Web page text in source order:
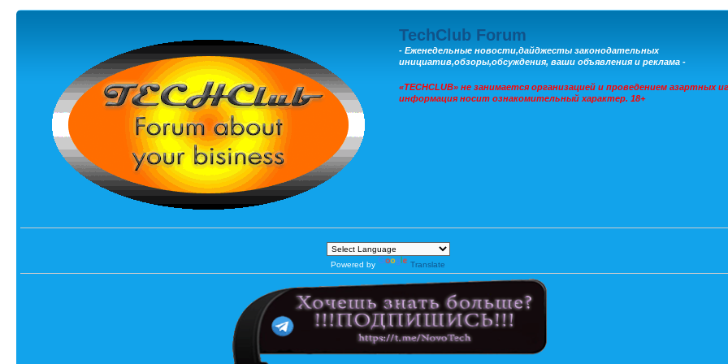
TechClub Forum
- Еженедельные новости,дайджесты законодательных
инициатив,обзоры,обсуждения, ваши объявления и реклама -
«TECHCLUB» не занимается организацией и проведением азартных
информация носит ознакомительный характер. 18+
Powered by Translate